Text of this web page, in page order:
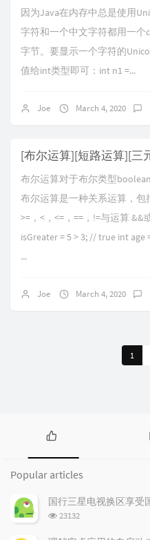
因为Java在内存中总是使用
字符和一个中文字符都用一
字节。要显示一个字符的
值给int类型即可：int n1 =...
Joe March 4, 2020
[布尔运算][短路运算][三
布尔运算对于布尔类型
布尔运算是一种关系运算，包
>=，<，<=，==，!=与运算
isGreater = 5 > 3; // true int age
...
Joe March 4, 2020
1
P
p
u
l
r
Popular articles
国行三星电视换区享受
浏
23132